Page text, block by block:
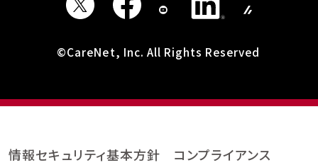
©CareNet, Inc. All Rights Reserved
情報セキュリティ基本方針
コンプライアンス